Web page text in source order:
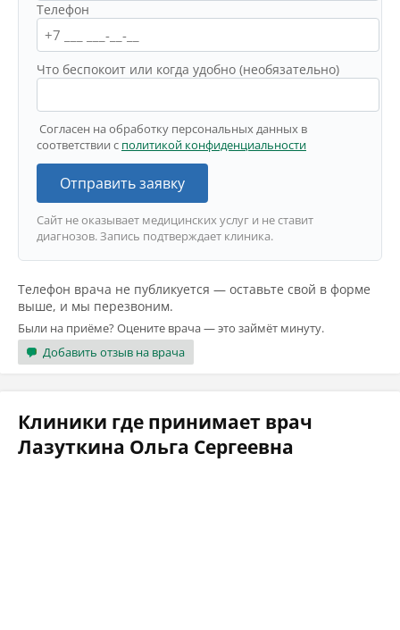
Телефон
Что беспокоит или когда удобно (необязательно)
Согласен на обработку персональных данных в
соответствии с политикой конфиденциальности
Отправить заявку
Сайт не оказывает медицинских услуг и не ставит
диагнозов. Запись подтверждает клиника.
Телефон врача не публикуется — оставьте свой в форме
выше, и мы перезвоним.
Были на приёме? Оцените врача — это займёт минуту.
Добавить отзыв на врача
Клиники где принимает врач
Лазуткина Ольга Сергеевна